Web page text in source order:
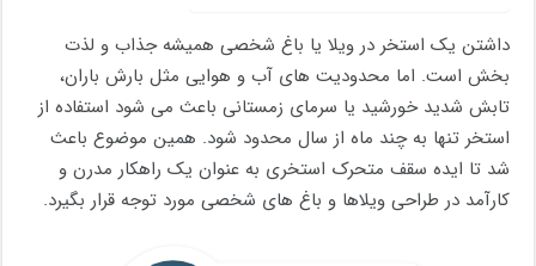
داشتن یک استخر در ویلا یا باغ شخصی همیشه جذاب و لذت
بخش است. اما محدودیت های آب و هوایی مثل بارش باران،
تابش شدید خورشید یا سرمای زمستانی باعث می شود استفاده از
استخر تنها به چند ماه از سال محدود شود. همین موضوع باعث
شد تا ایده سقف متحرک استخری به عنوان یک راهکار مدرن و
کارآمد در طراحی ویلاها و باغ های شخصی مورد توجه قرار بگیرد.